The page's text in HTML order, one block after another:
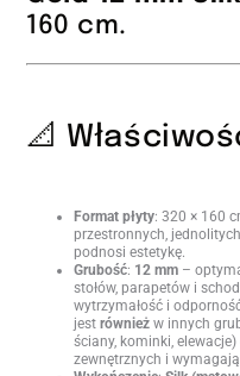
160 cm.
📐
Format płyty: 320 × 160
przestronnych,
podnosi estetykę.
Grubość: 12 mm –
stołów, parapetów i
wytrzymałość i
jestrównież w innych
ściany, kominki,
zewnętrznych i